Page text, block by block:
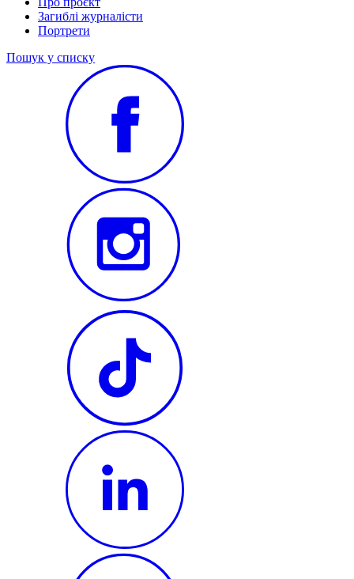
Загиблі журналісти
Портрети
Пошук у списку